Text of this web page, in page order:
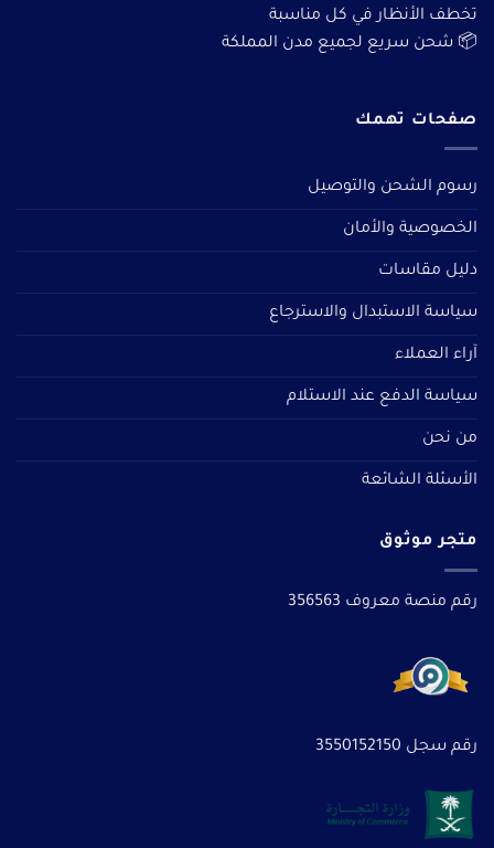
تخطف الأنظار في كل مناسبة
📦 شحن سريع لجميع مدن المملكة
صفحات تهمك
رسوم الشحن والتوصيل
الخصوصية والأمان
دليل مقاسات
سياسة الاستبدال والاسترجاع
آراء العملاء
سياسة الدفع عند الاستلام
من نحن
الأسئلة الشائعة
متجر موثوق
رقم منصة معروف 356563
رقم سجل 3550152150